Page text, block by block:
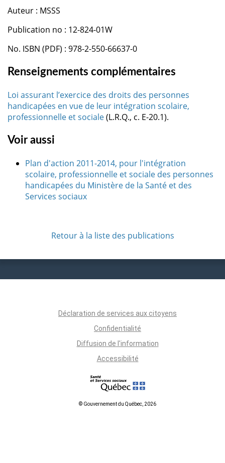
Auteur : MSSS
Publication no : 12-824-01W
No. ISBN (PDF) : 978-2-550-66637-0
Renseignements complémentaires
Loi assurant l’exercice des droits des personnes
handicapées en vue de leur intégration scolaire,
professionnelle et sociale(L.R.Q., c. E-20.1).
Voir aussi
Plan d'action 2011-2014, pour l'intégration
scolaire, professionnelle et sociale des personnes
handicapées du Ministère de la Santé et des
Services sociaux
Retour à la liste des publications
Déclaration de services aux citoyens
Confidentialité
Diffusion de l'information
Accessibilité
© Gouvernement du Québec, 2026